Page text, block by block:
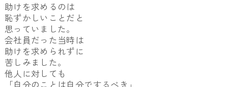
助けを求めるのは
恥ずかしいことだと
思っていました。
会社員だった当時は
助けを求められずに
苦しみました。
他人に対しても